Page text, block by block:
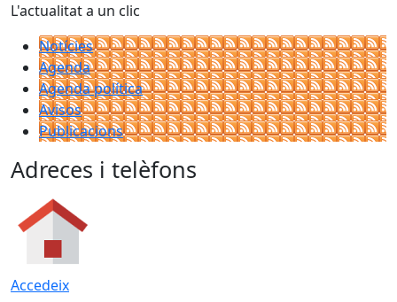
L'actualitat a un clic
Notícies
Agenda
Agenda política
Avisos
Publicacions
Adreces i telèfons
Accedeix